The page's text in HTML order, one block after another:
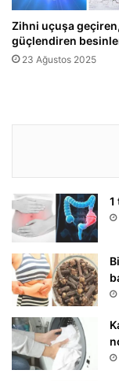
Zihni uçuşa geçiren,
güçlendiren
23 Ağustos 2025
1